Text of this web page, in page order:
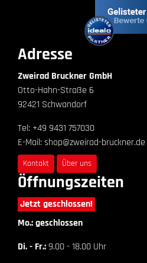
Adresse
Zweirad Bruckner GmbH
Otto-Hahn-Straße 6
92421 Schwandorf
Tel: +49 9431 757030
E-Mail: shop@zweirad-bruckner.de
Kontakt Über uns
Öffnungszeiten
Jetzt geschlossen!
Mo.: geschlossen
Di. - Fr.:9.00 - 18.00 Uhr